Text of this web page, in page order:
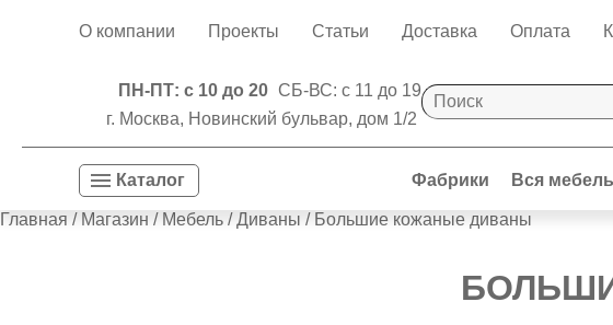
О компании Проекты Статьи Доставка Оплата
ПН-ПТ: с 10 до 20 СБ-ВС: с 11 до 19
г. Москва, Новинский бульвар, дом 1/2
Фабрики Вся мебель
Каталог
Главная / Магазин / Мебель /Диваны / Большие кожаные диваны